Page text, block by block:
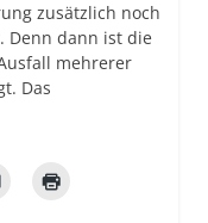
zusätzlich noch
Denn dann ist die
mehrerer
Das